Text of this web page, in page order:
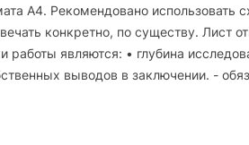
А4. Рекомендовано использовать
конкретно, по существу. Лист
являются: • глубина
выводов в заключении. -